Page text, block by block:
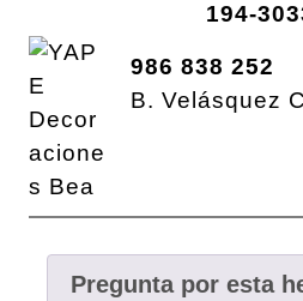
194-
986 838 252
B. Velásquez
Pregunta por esta